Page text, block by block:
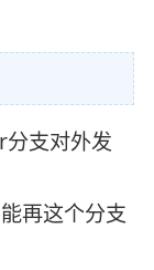
支对外发
再这个分支